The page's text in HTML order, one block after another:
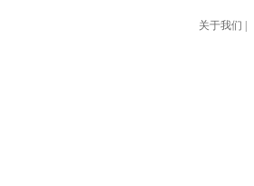
关于我们